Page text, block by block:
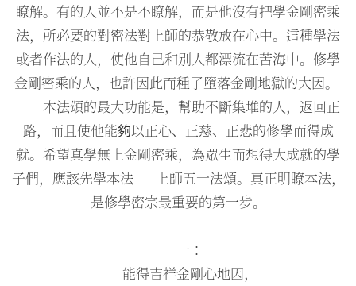
瞭解。有的人並不是不瞭解，而是他沒有把學金剛密乘
法，所必要的對密法對上師的恭敬放在心中。這種學法
或者作法的人，使他自己和別人都漂流在苦海中。修學
金剛密乘的人，也許因此而種了墮落金剛地獄的大因。
本法頌的最大功能是，幫助不斷集堆的人，返回正
路，而且使他能夠以正心、正慈、正悲的修學而得成
就。​希望真學無上金剛密乘，為眾生而想得大成就的學
子們，應該先學本法——上師五十法頌。真正明瞭本法，
是修學密宗最重要的第一步。
一：
能得吉祥金剛心地因，